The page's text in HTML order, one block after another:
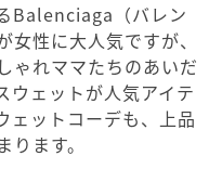
Balenciaga（バレン
性に大人気ですが、
ゃれママたちのあいだ
ウェットが人気アイテ
ェットコーデも、上品
ます。